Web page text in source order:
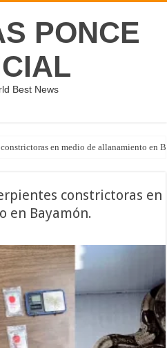
PONCE
Best News
en medio de allanamiento en
constrictoras en
en Bayamón.